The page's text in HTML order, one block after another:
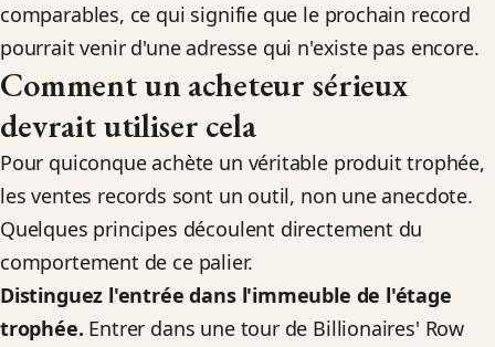
comparables, ce qui signifie que le prochain record
pourrait venir d'une adresse qui n'existe pas encore.
Comment un acheteur sérieux
devrait utiliser cela
Pour quiconque achète un véritable produit trophée,
les ventes records sont un outil, non une anecdote.
Quelques principes découlent directement du
comportement de ce palier.
Distinguez l'entrée dans l'immeuble de l'étage
trophée. Entrer dans une tour de Billionaires' Row